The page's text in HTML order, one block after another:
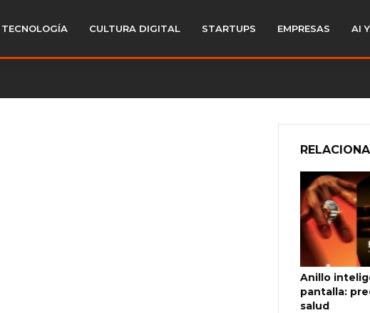
TECNOLOGÍA CULTURA DIGITAL STARTUPS EMPRESAS AI
Anillo
pantalla:
salud